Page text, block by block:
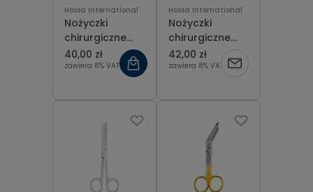
Hossa International
Nożyczki
chirurgiczne
Mayo 14.5 cm
40,00 zł
zawiera 8% VAT
Hossa International
Nożyczki
chirurgiczne
tępo-ostre
proste 16.5 cm
42,00 zł
zawiera 8% VAT